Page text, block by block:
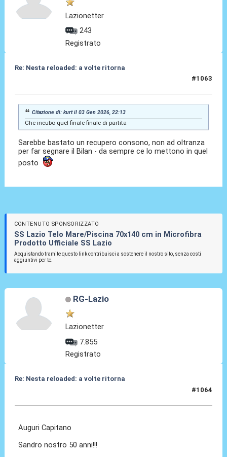
Lazionetter
243
Registrato
Re: Nesta reloaded: a volte ritorna
#1063
Citazione di: kurt il 03 Gen 2026, 22:13
Che incubo quel finale finale di partita
Sarebbe bastato un recupero consono, non ad oltranza
per far segnare il Bilan - da sempre ce lo mettono in quel
posto
CONTENUTO SPONSORIZZATO
SS Lazio Telo Mare/Piscina 70x140 cm in Microfibra
Prodotto Ufficiale SS Lazio
Acquistando tramite questo link contribuisci a sostenere il nostro sito, senza costi
aggiuntivi per te.
RG-Lazio
Lazionetter
7.855
Registrato
Re: Nesta reloaded: a volte ritorna
#1064
Auguri Capitano
Sandro nostro 50 anni!!!